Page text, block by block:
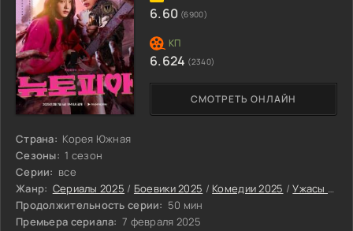
Страна: Корея Южная
Сезоны: 1 сезон
Серии: все
Жанр: Сериалы 2025 / Боевики 2025 / Комедии 2025 /Ужасы 2025
Продолжительность серии: 50 мин
Премьера сериала: 7 февраля 2025
СМОТРЕТЬ ОНЛАЙН
6.60 (6900)
6.624 (2340)